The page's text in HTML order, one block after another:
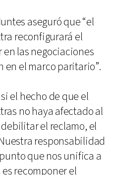
aseguró que “el
reconfigurará el
en las negociaciones
en el marco paritario”.
el hecho de que el
no haya afectado al
el reclamo, el
responsabilidad
que nos unifica a
recomponer el